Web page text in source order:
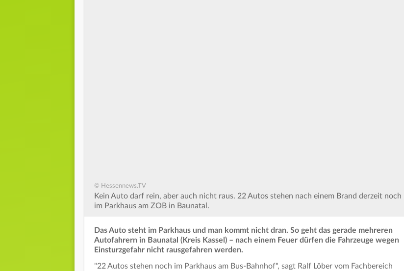
© Hessennews.TV
Kein Auto darf rein, aber auch nicht raus. 22 Autos stehen nach einem Brand derzeit noch
im Parkhaus am ZOB in Baunatal.
Das Auto steht im Parkhaus und man kommt nicht dran. So geht das gerade mehreren
Autofahrern in Baunatal (Kreis Kassel) – nach einem Feuer dürfen die Fahrzeuge wegen
Einsturzgefahr nicht rausgefahren werden.
"22 Autos stehen noch im Parkhaus am Bus-Bahnhof", sagt Ralf Löber vom Fachbereich